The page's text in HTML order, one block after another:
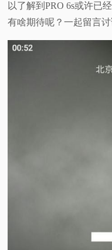
评
测
以了解到PRO 6s或许已
有啥期待呢？一起留言讨